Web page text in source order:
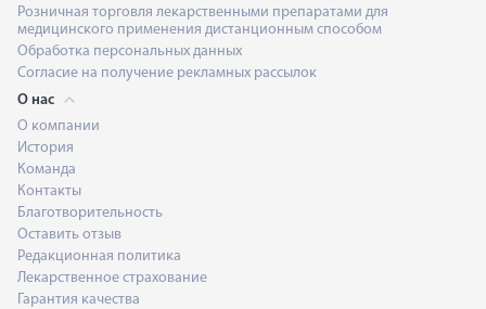
Розничная торговля лекарственными препаратами для
медицинского применения дистанционным способом
Обработка персональных данных
Согласие на получение рекламных рассылок
О нас
О компании
История
Команда
Контакты
Благотворительность
Оставить отзыв
Редакционная политика
Лекарственное страхование
Гарантия качества